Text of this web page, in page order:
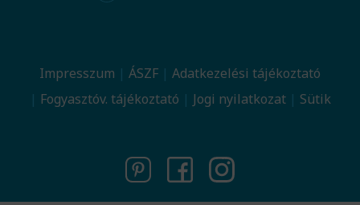
Impresszum ÁSZF
Adatkezelési tájékoztató
Fogyasztóv. tájékoztató
Jogi nyilatkozat Sütik